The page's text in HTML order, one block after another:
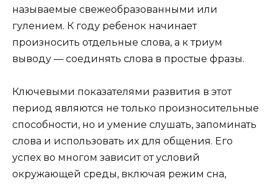
называемые свежеобразованными или
гулением. К году ребенок начинает
произносить отдельные слова, а к триум
выводу — соединять слова в простые фразы.
Ключевыми показателями развития в этот
период являются не только произносительные
способности, но и умение слушать, запоминать
слова и использовать их для общения. Его
успех во многом зависит от условий
окружающей среды, включая режим сна,